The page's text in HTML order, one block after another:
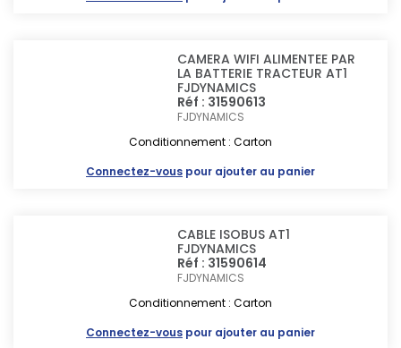
CAMERA WIFI ALIMENTEE PAR
LA BATTERIE TRACTEUR AT1
FJDYNAMICS
Réf : 31590613
FJDYNAMICS
Conditionnement : Carton
Connectez-vous pour ajouter au panier
CABLE ISOBUS AT1
FJDYNAMICS
Réf : 31590614
FJDYNAMICS
Conditionnement : Carton
Connectez-vous pour ajouter au panier